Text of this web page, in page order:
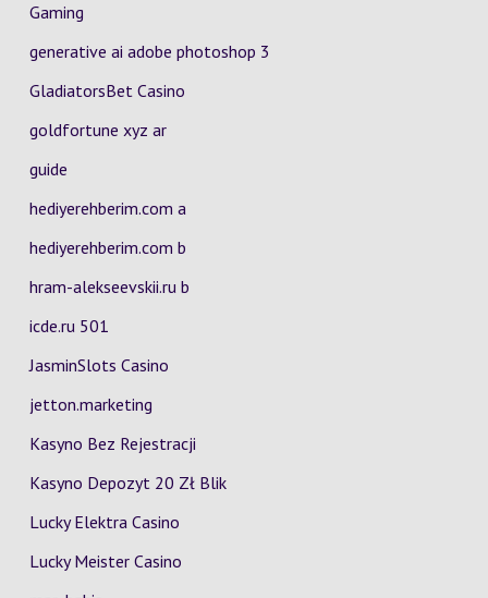
Gaming
generative ai adobe photoshop 3
GladiatorsBet Casino
goldfortune xyz ar
guide
hediyerehberim.com a
hediyerehberim.com b
hram-alekseevskii.ru b
icde.ru 501
JasminSlots Casino
jetton.marketing
Kasyno Bez Rejestracji
Kasyno Depozyt 20 Zł Blik
Lucky Elektra Casino
Lucky Meister Casino